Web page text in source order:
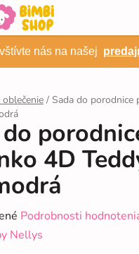
nás na našej
oblečenie / Sada do porodnice
4D
Podrobnosti
Nellys